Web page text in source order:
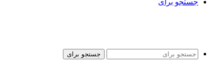
جستجو برای
جستجو برای